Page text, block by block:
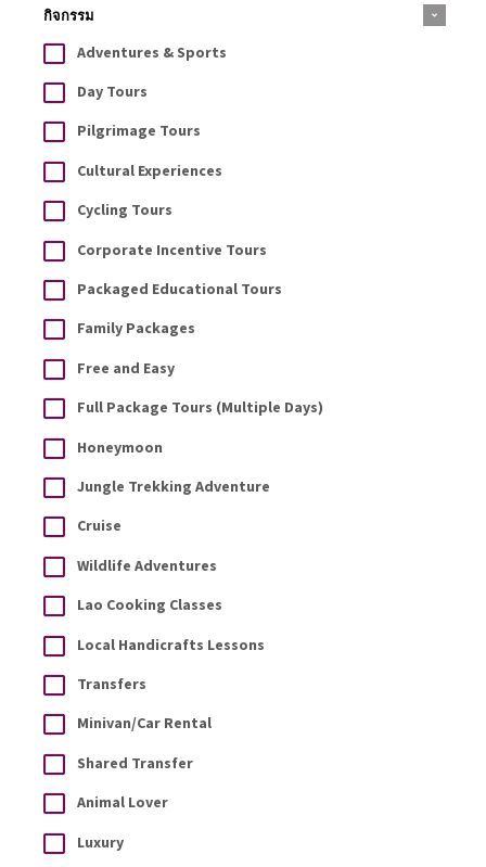
กิจกรรม
Adventures & Sports
Day Tours
Pilgrimage Tours
Cultural Experiences
Cycling Tours
Corporate Incentive Tours
Packaged Educational Tours
Family Packages
Free and Easy
Full Package Tours (Multiple Days)
Honeymoon
Jungle Trekking Adventure
Cruise
Wildlife Adventures
Lao Cooking Classes
Local Handicrafts Lessons
Transfers
Minivan/Car Rental
Shared Transfer
Animal Lover
Luxury